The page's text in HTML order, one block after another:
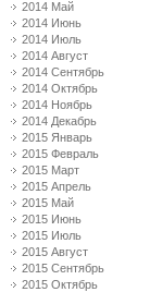
2014 Май
2014 Июнь
2014 Июль
2014 Август
2014 Сентябрь
2014 Октябрь
2014 Ноябрь
2014 Декабрь
2015 Январь
2015 Февраль
2015 Март
2015 Апрель
2015 Май
2015 Июнь
2015 Июль
2015 Август
2015 Сентябрь
2015 Октябрь